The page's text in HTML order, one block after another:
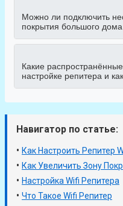
Можно ли подключить
покрытия большого
Какие
настройке репитера и
Навигатор по статье:
• Как Настроить Репитер
• Как Увеличить Зону
• Настройка Wifi Репитера
• Что Такое Wifi Репитер